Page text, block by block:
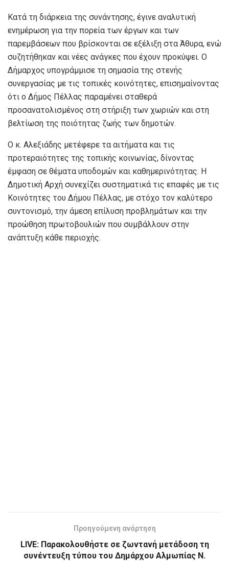
Κατά τη διάρκεια της συνάντησης, έγινε αναλυτική
ενημέρωση για την πορεία των έργων και των
παρεμβάσεων που βρίσκονται σε εξέλιξη στα Άθυρα, ενώ
συζητήθηκαν και νέες ανάγκες που έχουν προκύψει. Ο
Δήμαρχος υπογράμμισε τη σημασία της στενής
συνεργασίας με τις τοπικές κοινότητες, επισημαίνοντας
ότι ο Δήμος Πέλλας παραμένει σταθερά
προσανατολισμένος στη στήριξη των χωριών και στη
βελτίωση της ποιότητας ζωής των δημοτών.
Ο κ. Αλεξιάδης μετέφερε τα αιτήματα και τις
προτεραιότητες της τοπικής κοινωνίας, δίνοντας
έμφαση σε θέματα υποδομών και καθημερινότητας. Η
Δημοτική Αρχή συνεχίζει συστηματικά τις επαφές με τις
Κοινότητες του Δήμου Πέλλας, με στόχο τον καλύτερο
συντονισμό, την άμεση επίλυση προβλημάτων και την
προώθηση πρωτοβουλιών που συμβάλλουν στην
ανάπτυξη κάθε περιοχής.
Προηγούμενη ανάρτηση
LIVE: Παρακολουθήστε σε ζωντανή μετάδοση τη
συνέντευξη τύπου του Δημάρχου Αλμωπίας Ν.